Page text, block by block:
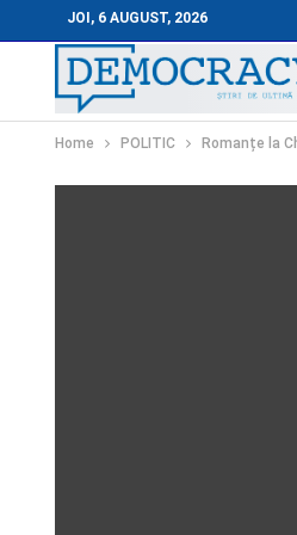
JOI, 6 AUGUST, 2026
Home POLITIC Romanțe la